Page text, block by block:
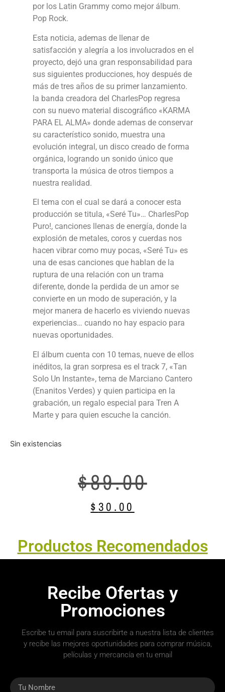
por los Latin Grammy como mejor álbum.
Pop Rock.
Esta noticia, ademas de llenar de
satisfacción y alegría a los involucrados en el
proyecto, dejó una gran responsabilidad para
sus siguientes producciones, hoy después de
más de tres años de su primer lanzamiento.
la banda creadora del CharlesPop regresa
con su nuevo material discográfico «KARMA
PARA EL ALMA» donde ademas de conservar
su característico sonido, muestra una
evolución integral, un disco creado de forma
orgánica, logrando un sonido único que
transporta la música de otros tiempos a
nuestra realidad.
El tema con el cual se dará a conocer esta
producción se titula, «Seré Tu»… CharlesPop
Puro!, canciones llenas de energía, donde la
explosión de metales, coros y cuerdas nos
hacen vibrar como muy pocas, «Seré Tu» es
una de esas canciones que hablan de la
ruptura de una relación con un trama
diferente, donde la perdida de un amor se
convierte en un modo de superación, y la
mejor manera de hacerlo es viviendo nuevas
experiencias… cuando no hay espacio para
nuevas oportunidades.
El álbum cuenta con 10 temas, nueve de ellos
inéditos, la gran sorpresa es el track 7, «Tan
Solo Un Instante», tema de Marciano Cantero
(Enanitos Verdes) y quien participa en la
grabación, un regalo especial para Tren A
Marte y para quien escuche la canción.
Sin existencias
$89.00
$30.00
Productos Recomendados
Recibe Ofertas y
Promociones
Escribe tu email para suscribirte a nuestra lista de clientes
y recibe las mejores oportunidades para comprar música,
películas y mercancía en tu email